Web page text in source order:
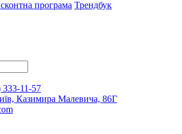
програма Трендбук
333-11-57
Казимира Малевича, 86Г